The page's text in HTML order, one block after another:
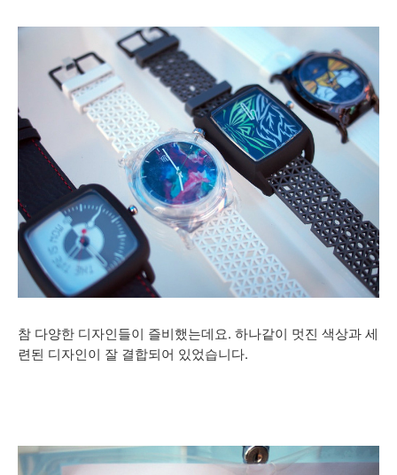
참 다양한 디자인들이 즐비했는데요. 하나같이 멋진 색상과 세
련된 디자인이 잘 결합되어 있었습니다.